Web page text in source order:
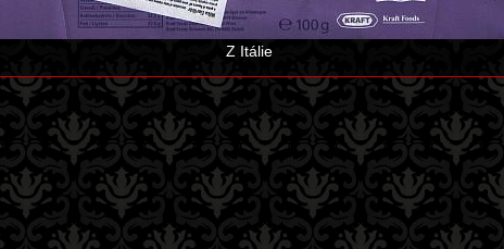
Z Itálie